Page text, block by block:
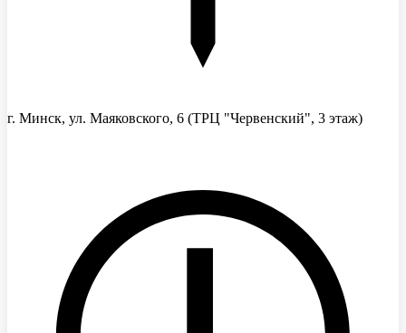
г. Минск, ул. Маяковского, 6 (ТРЦ "Червенский", 3 этаж)